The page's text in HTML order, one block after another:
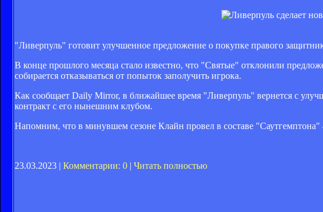
"Ливерпуль" готовит улучшенное предложение о покупке правого
В конце прошлого месяца стало известно, что "Святые" отклонили
собирается отказываться от попыток заполучить игрока.
Как сообщает Daily Mirror, в ближайшее время "Ливерпуль" вернется с
контракт с его нынешним клубом.
Напомним, что в минувшем сезоне Клайн провел в составе "Саутгемптона"
23.03.2023 | Комментарии: 0 | Читать полностью